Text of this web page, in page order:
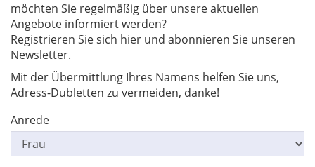
möchten Sie regelmäßig über unsere aktuellen
Angebote informiert werden?
Registrieren Sie sich hier und abonnieren Sie unseren
Newsletter.
Mit der Übermittlung Ihres Namens helfen Sie uns,
Adress-Dubletten zu vermeiden, danke!
Anrede